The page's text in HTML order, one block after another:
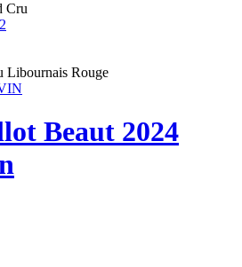
Cru
Libournais Rouge
Beaut 2024